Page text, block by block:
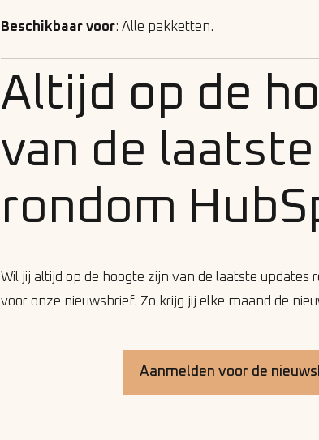
Beschikbaar voor: Alle pakketten.
Altijd op de
van de
rondom
Wil jij altijd op de hoogte zijn van de laatste updates
voor onze nieuwsbrief. Zo krijg jij elke maand de
Aanmelden voor de